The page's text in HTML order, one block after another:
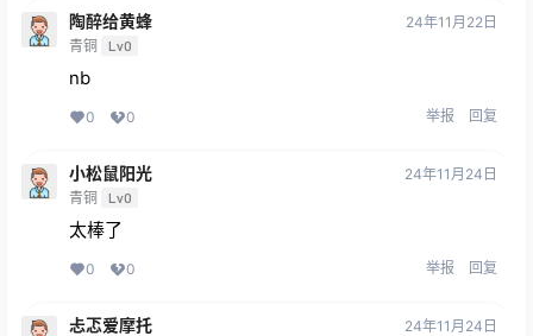
陶醉给黄蜂
青铜 Lv0
24年11月22日
nb
0 0 举报 回复
小松鼠阳光
青铜 Lv0
24年11月24日
太棒了
0 0 举报 回复
忐忑爱摩托 24年11月24日